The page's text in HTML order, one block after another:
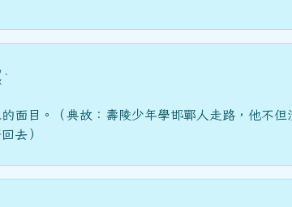
ˋ
面目。（典故：壽陵少年學邯鄲人走路，他不但
去）